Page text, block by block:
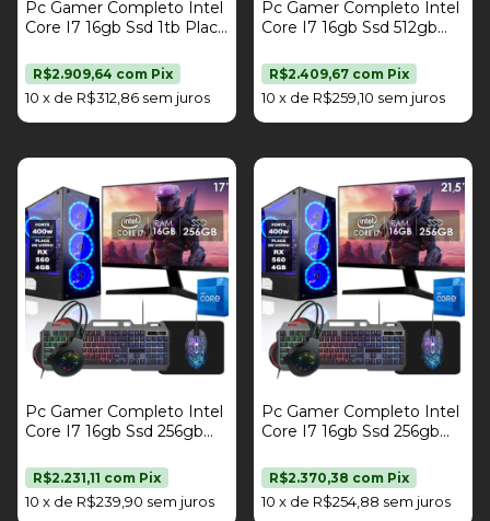
Pc Gamer Completo Intel
Core I7 16gb Ssd 1tb Placa
Gamer Monitor 17" Fonte
400W Strong Tech
10 x de R$312,86 sem juros
R$2.909,64 com Pix
Pc Gamer Completo Intel
Core I7 16gb Ssd 512gb
4gb Kit Gamer Monitor 19"
Fonte 400W Strong Tech
10 x de R$259,10 sem juros
R$2.409,67 com Pix
Pc Gamer Completo Intel
Core I7 16gb Ssd 256gb
4gb Kit Gamer Monitor 17"
Fonte 400W Strong Tech
10 x de R$239,90 sem juros
R$2.231,11 com Pix
Pc Gamer Completo Intel
Core I7 16gb Ssd 256gb
4gb Kit Gamer Monitor
21,5" Fonte 400W Strong
Tech
10 x de R$254,88 sem juros
R$2.370,38 com Pix